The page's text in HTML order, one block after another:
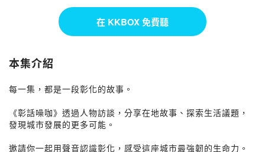
在 KKBOX 免費聽
本集介紹
每一集，都是一段彰化的故事。
《彰話噪咖》透過人物訪談，分享在地故事、探索生活議題，
發現城市發展的更多可能。
邀請你一起用聲音認識彰化，感受這座城市最強韌的生命力。